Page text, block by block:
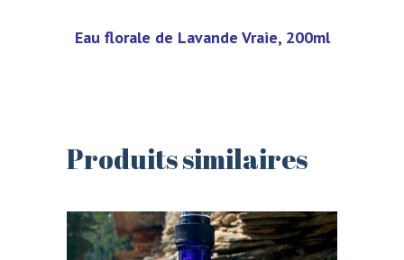
Eau florale de Lavande Vraie, 200ml
Produits similaires